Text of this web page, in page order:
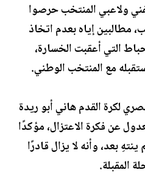
ولاعبي المنتخب حرصوا
مطالبين إياه بعدم اتخاذ
التي أعقبت الخسارة،
مع المنتخب الوطني.
لكرة القدم هاني أبو ريدة
عن فكرة الاعتزال، مؤكدًا
بعد، وأنه لا يزال قادرًا
المقبلة.